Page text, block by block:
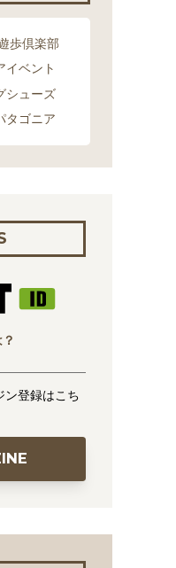
歩倶楽部
イベント
シューズ
タゴニア
ン登録はこち